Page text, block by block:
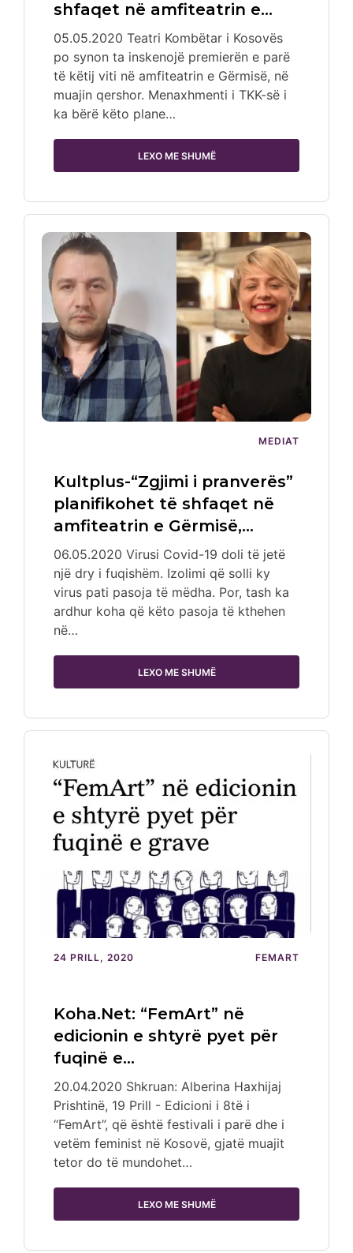
shfaqet në amfiteatrin e…
05.05.2020 Teatri Kombëtar i Kosovës
po synon ta inskenojë premierën e parë
të këtij viti në amfiteatrin e Gërmisë, në
muajin qershor. Menaxhmenti i TKK-së i
ka bërë këto plane…
LEXO ME SHUMË
MEDIAT
Kultplus-“Zgjimi i pranverës”
planifikohet të shfaqet në
amfiteatrin e Gërmisë,…
06.05.2020 Virusi Covid-19 doli të jetë
një dry i fuqishëm. Izolimi që solli ky
virus pati pasoja të mëdha. Por, tash ka
ardhur koha që këto pasoja të kthehen
në…
LEXO ME SHUMË
24 PRILL, 2020 FEMART
Koha.Net: “FemArt” në
edicionin e shtyrë pyet për
fuqinë e…
20.04.2020 Shkruan: Alberina Haxhijaj
Prishtinë, 19 Prill - Edicioni i 8të i
“FemArt”, që është festivali i parë dhe i
vetëm feminist në Kosovë, gjatë muajit
tetor do të mundohet…
LEXO ME SHUMË